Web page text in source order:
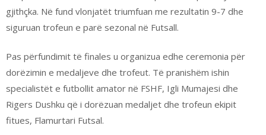
gjithçka. Në fund vlonjatët triumfuan me rezultatin 9-7 dhe
siguruan trofeun e parë sezonal në Futsall.
Pas përfundimit të finales u organizua edhe ceremonia për
dorëzimin e medaljeve dhe trofeut. Të pranishëm ishin
specialistët e futbollit amator në FSHF, Igli Mumajesi dhe
Rigers Dushku që i dorëzuan medaljet dhe trofeun ekipit
fitues, Flamurtari Futsal.